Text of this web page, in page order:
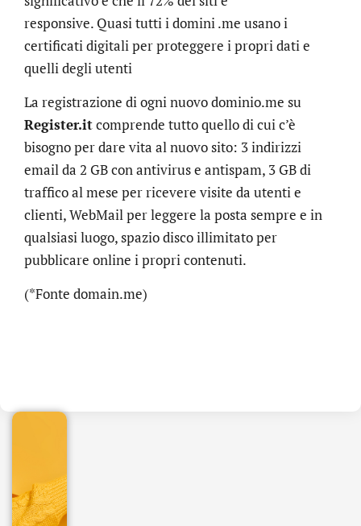
responsive. Quasi tutti i domini .me usano i
certificati digitali per proteggere i propri dati e
quelli degli utenti
La registrazione di ogni nuovo dominio.me su
Register.itcomprende tutto quello di cui c’è
bisogno per dare vita al nuovo sito: 3 indirizzi
email da 2 GB con antivirus e antispam, 3 GB di
traffico al mese per ricevere visite da utenti e
clienti, WebMail per leggere la posta sempre e in
qualsiasi luogo, spazio disco illimitato per
pubblicare online i propri contenuti.
(*Fonte domain.me)